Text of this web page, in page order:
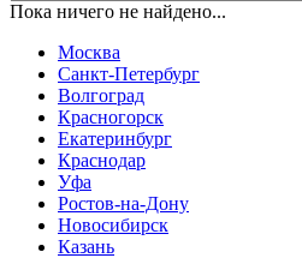
Пока ничего не найдено...
Москва
Санкт-Петербург
Волгоград
Красногорск
Екатеринбург
Краснодар
Уфа
Ростов-на-Дону
Новосибирск
Казань